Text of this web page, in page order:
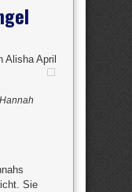
Alisha April
Sie